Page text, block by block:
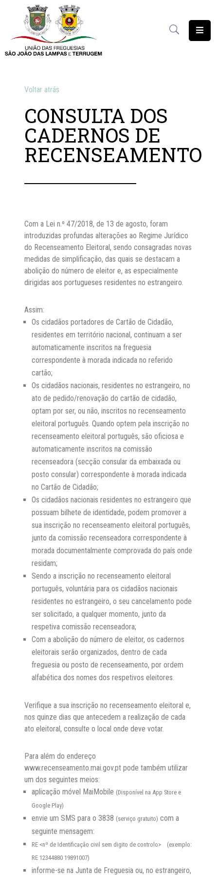
União
das
Contratação
Freguesia
Solidária
Património
Notícias
Contactos
Voltar atrás
CONSULTA DOS
CADERNOS DE
RECENSEAMENTO
Com a Lei n.º 47/2018, de 13 de agosto, foram
introduzidas profundas alterações ao Regime Jurídico
do Recenseamento Eleitoral, sendo consagradas novas
medidas de simplificação, das quais se destacam a
abolição do número de eleitor e, as especialmente
dirigidas aos portugueses residentes no estrangeiro.
Assim:
Os cidadãos portadores de Cartão de Cidadão,
residentes em território nacional, continuam a ser
automaticamente inscritos na freguesia
correspondente à morada indicada no referido
cartão;
Os cidadãos nacionais, residentes no estrangeiro, no
ato de pedido/renovação do cartão de cidadão,
optam por ser, ou não, inscritos no recenseamento
eleitoral português. Quando optem pela inscrição no
recenseamento eleitoral português, são oficiosa e
automaticamente inscritos na comissão
recenseadora (secção consular da embaixada ou
posto consular) correspondente à morada indicada
no Cartão de Cidadão;
Os cidadãos nacionais residentes no estrangeiro que
possuam bilhete de identidade, podem promover a
sua inscrição no recenseamento eleitoral português,
junto da comissão recenseadora correspondente à
morada documentalmente comprovada do país onde
residam;
Sendo a inscrição no recenseamento eleitoral
português, voluntária para os cidadãos nacionais
residentes no estrangeiro, o seu cancelamento pode
ser solicitado, a qualquer momento, junto da
respetiva comissão recenseadora;
Com a abolição do número de eleitor, os cadernos
eleitorais serão organizados, dentro de cada
freguesia ou posto de recenseamento, por ordem
alfabética dos nomes dos respetivos eleitores.
Verifique a sua inscrição no recenseamento eleitoral e,
nos quinze dias que antecedem a realização de cada
ato eleitoral, consulte o local onde deve votar.
Para além do endereço
www.recenseamento.mai.gov.pt pode também utilizar
um dos seguintes meios:
aplicação móvel MaiMobile (Disponível na App Store e
Google Play)
envie um SMS para o 3838 (serviço gratuito) com a
seguinte mensagem:
RE <nº de Identificação civil sem digito de controlo> (exemplo:
RE 12344880 19891007)
informe-se na Junta de Freguesia ou, no estrangeiro,